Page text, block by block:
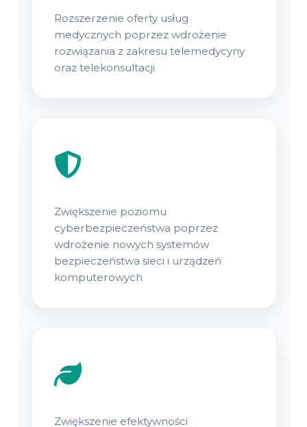
Rozszerzenie oferty usług
medycznych poprzez wdrożenie
rozwiązania z zakresu telemedycyny
oraz telekonsultacji
Zwiększenie poziomu
cyberbezpieczeństwa poprzez
wdrożenie nowych systemów
bezpieczeństwa sieci i urządzeń
komputerowych
Zwiększenie efektywności